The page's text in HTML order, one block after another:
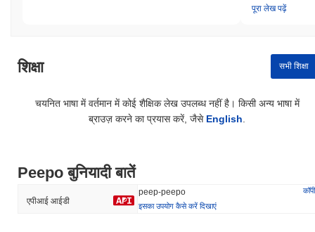
पूरा लेख पढ़ें
शिक्षा सभी शिक्षा
चयनित भाषा में वर्तमान में कोई शैक्षिक लेख उपलब्ध नहीं है। किसी अन्य भाषा में
ब्राउज़ करने का प्रयास करें, जैसे English
Peepo बुनियादी बातें
एपीआई आईडी
peep-peepo
कॉपी
इसका उपयोग कैसे करें दिखाएं